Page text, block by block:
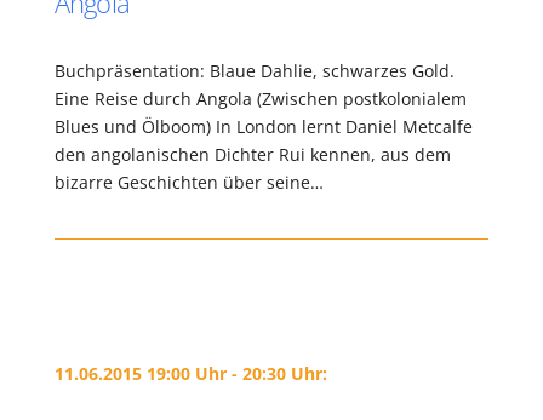
Buchpräsentation: Blaue Dahlie, schwarzes Gold.
Eine Reise durch Angola (Zwischen postkolonialem
Blues und Ölboom) In London lernt Daniel Metcalfe
den angolanischen Dichter Rui kennen, aus dem
bizarre Geschichten über seine…
11.06.2015 19:00 Uhr - 20:30 Uhr: